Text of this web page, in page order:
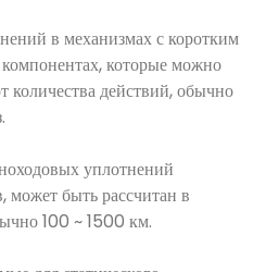
в механизмах с коротким
которые можно
количества действий, обычно
уплотнений
может быть рассчитан в
100 ~ 1500 км.